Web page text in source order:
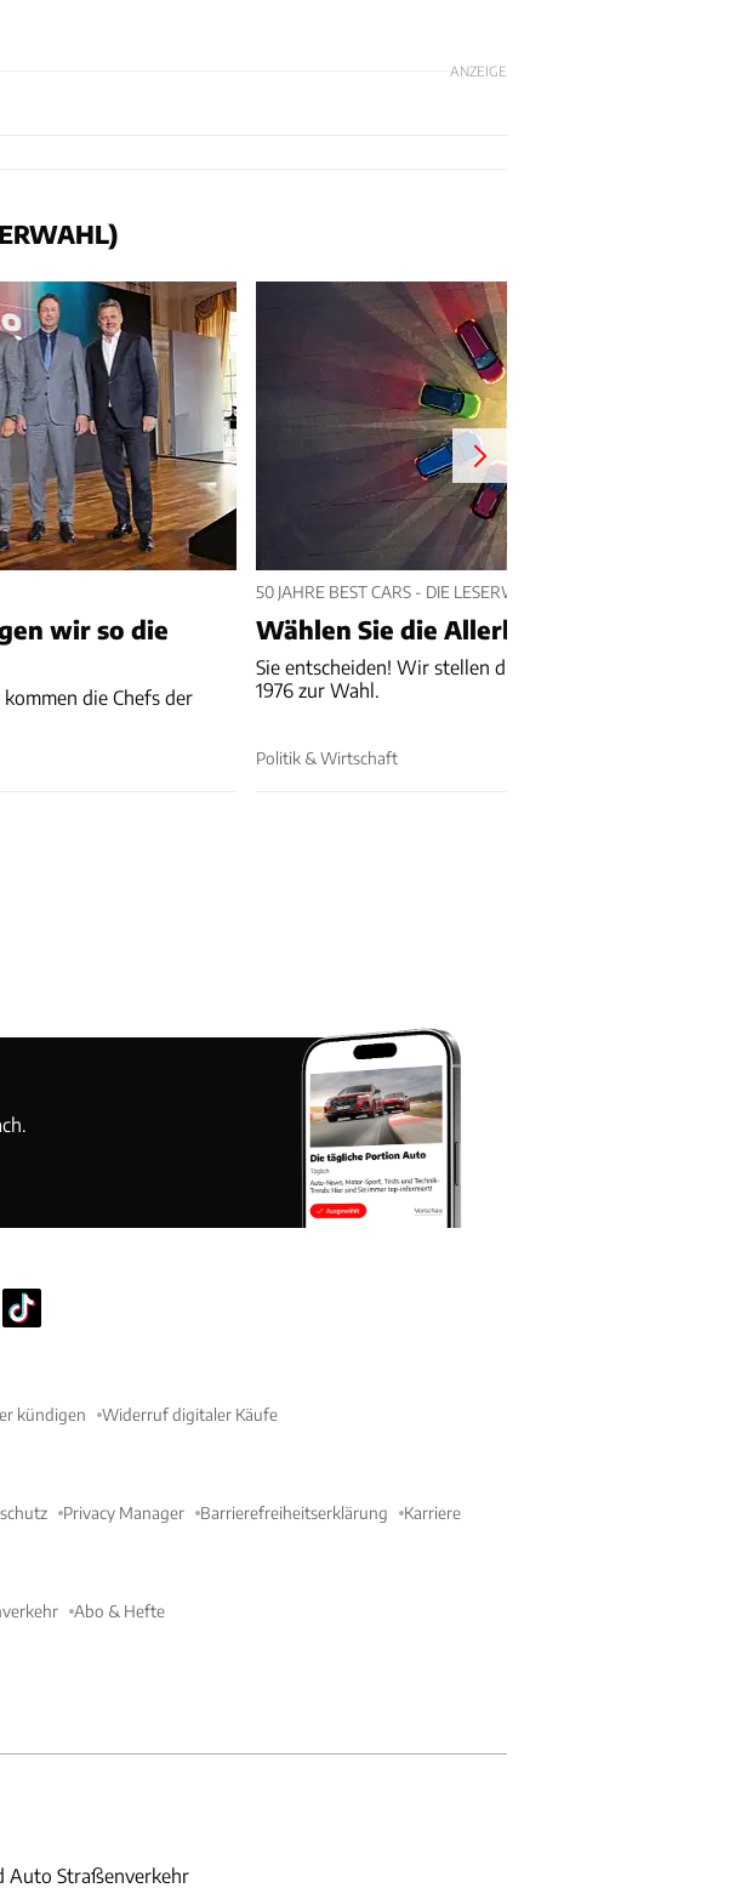
ANZEIGE
wir so die
die Chefs der
50 JAHRE BEST CARS - DIE LESERWAHL
Wählen Sie die Allerbesten!
Sie entscheiden! Wir stellen die erfolgreichsten Autos seit
1976 zur Wahl.
Politik & Wirtschaft
kündigen Widerruf digitaler Käufe
Privacy Manager Barrierefreiheitserklärung Karriere
Abo & Hefte
Auto Straßenverkehr